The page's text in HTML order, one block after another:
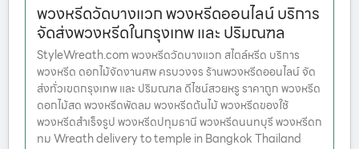
พวงหรีดวัดบางแวก พวงหรีดออนไลน์ บริการ
จัดส่งพวงหรีดในกรุงเทพ และ ปริมณฑล
StyleWreath.com พวงหรีดวัดบางแวก สไตล์หรีด บริการ
พวงหรีด ดอกไม้จัดงานศพ ครบวงจร ร้านพวงหรีดออนไลน์ จัด
ส่งทั่วเขตกรุงเทพ และ ปริมณฑล ดีไซน์สวยหรู ราคาถูก พวงหรีด
ดอกไม้สด พวงหรีดพัดลม พวงหรีดต้นไม้ พวงหรีดของใช้
พวงหรีดสำเร็จรูป พวงหรีดปทุมธานี พวงหรีดนนทบุรี พวงหรีดก
ทม Wreath delivery to temple in Bangkok Thailand